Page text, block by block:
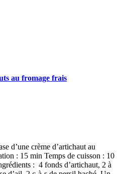
au fromage frais
d’une crème d’artichaut au
: 15 min Temps de cuisson : 10
: 4 fonds d’artichaut, 2 à